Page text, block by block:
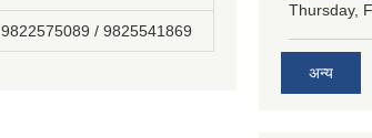
9822575089 / 9825541869
Thursday,
अन्य